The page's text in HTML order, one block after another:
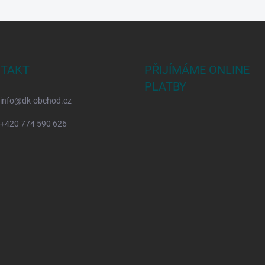
info@dk-obchod.cz
+420 774 590 626
PŘIJÍMÁME ONLINE
PLATBY